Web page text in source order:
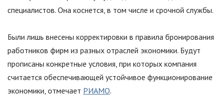
специалистов. Она коснется, в том числе и срочной службы.
Были лишь внесены корректировки в правила бронирования
работников фирм из разных отраслей экономики. Будут
прописаны конкретные условия, при которых компания
считается обеспечивающей устойчивое функционирование
экономики, отмечает РИАМО.